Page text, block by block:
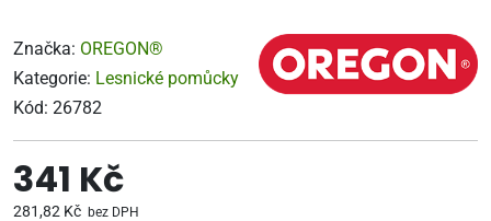
Značka: OREGON®
Kategorie: Lesnické pomůcky
Kód: 26782
341 Kč
281,82 Kč bez DPH